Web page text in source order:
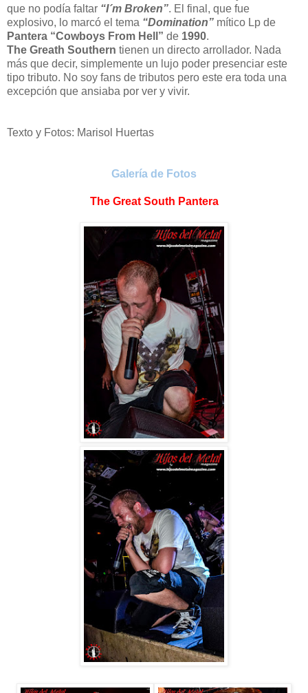
que no podía faltar “I´m Broken”. El final, que fue
explosivo, lo marcó el tema “Domination” mítico Lp de
Pantera “Cowboys From Hell” de 1990.
The Greath Southern tienen un directo arrollador. Nada
más que decir, simplemente un lujo poder presenciar este
tipo tributo. No soy fans de tributos pero este era toda una
excepción que ansiaba por ver y vivir.
Texto y Fotos: Marisol Huertas
Galería de Fotos
The Great South Pantera